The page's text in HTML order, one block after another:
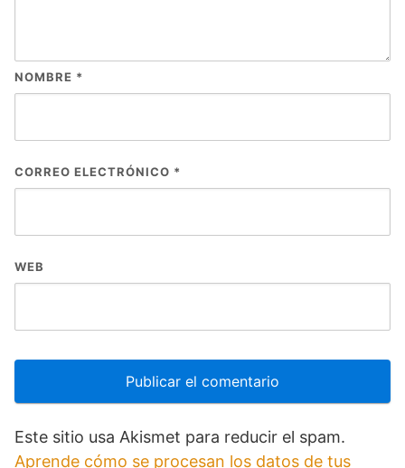
NOMBRE *
CORREO ELECTRÓNICO *
WEB
Este sitio usa Akismet para reducir el spam.
Aprende cómo se procesan los datos de tus